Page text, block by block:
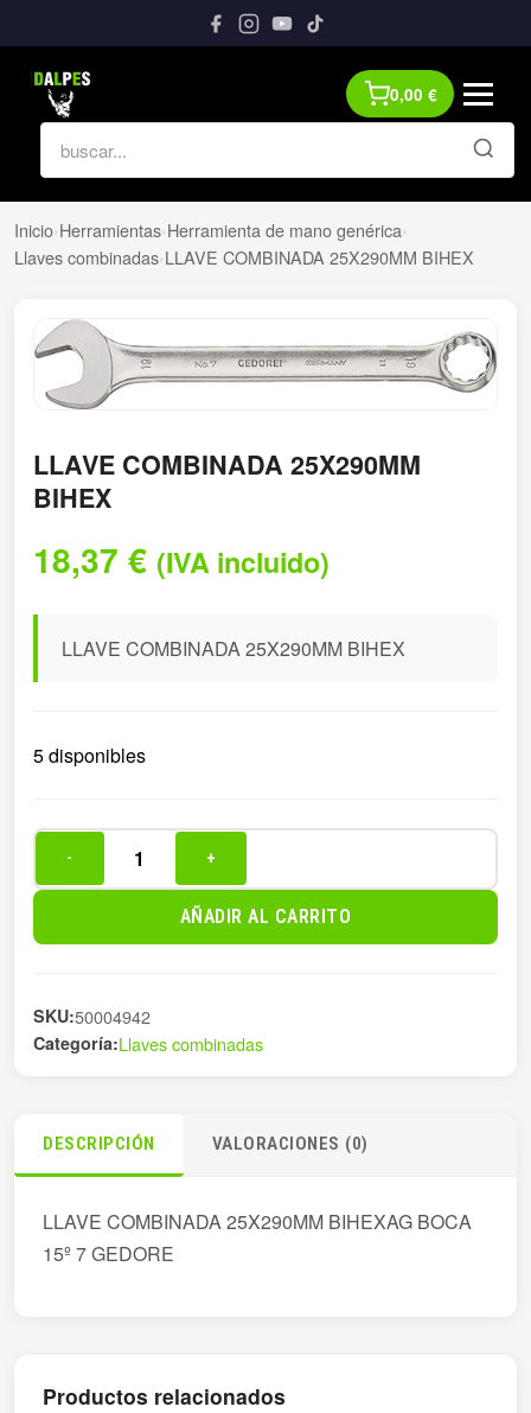
0,00 €
Inicio›Herramientas›Herramienta de mano genérica›
Llaves combinadas›LLAVE COMBINADA 25X290MM BIHEX
LLAVE COMBINADA 25X290MM
BIHEX
18,37 € (IVA incluido)
LLAVE COMBINADA 25X290MM BIHEX
5 disponibles
COMBINADA
- +
AÑADIR AL CARRITO
SKU:50004942
Categoría:Llaves combinadas
DESCRIPCIÓN VALORACIONES (0)
LLAVE COMBINADA 25X290MM BIHEXAG BOCA
15º 7 GEDORE
Productos relacionados